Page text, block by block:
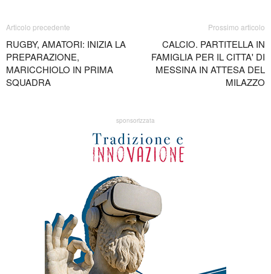
Articolo precedente
RUGBY, AMATORI: INIZIA LA
PREPARAZIONE,
MARICCHIOLO IN PRIMA
SQUADRA
Prossimo articolo
CALCIO. PARTITELLA IN
FAMIGLIA PER IL CITTA' DI
MESSINA IN ATTESA DEL
MILAZZO
sponsorizzata